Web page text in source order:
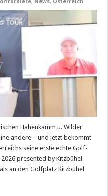
, News, Österreich
Hahenkamm u. Wilder
andere – und jetzt bekommt
seine erste echte Golf-
presented by Kitzbühel
an den Golfplatz Kitzbühel